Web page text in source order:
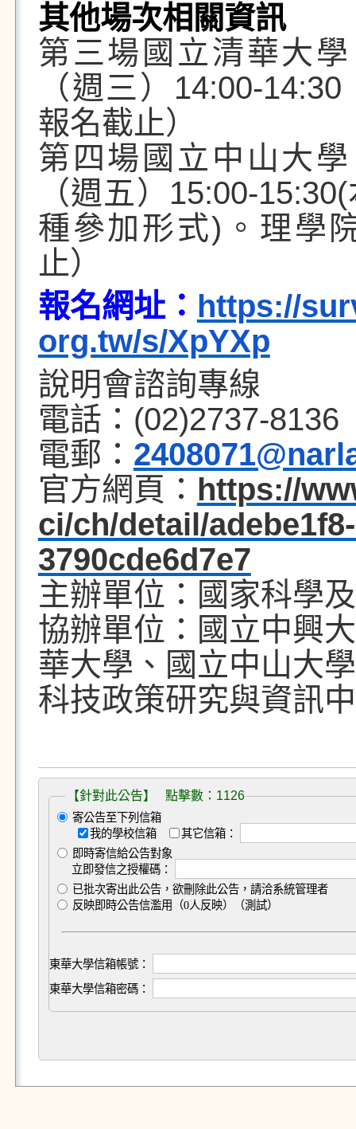
其他場次相關資訊
第三場國立清華大
（週三） 14:00-14:30
報名截止）
第四場國立中山大
（週五） 15:00-15:30(
種參加形式) 。理學
止）
報名網址： https://
org.tw/s/XpYXp
說明會諮詢專線
電話： (02)2737-8136
電郵：
官方網頁： https://
ci/ch/detail/
3790cde6d7e7
主辦單位：國家科學
協辦單位：國立中興
華大學、國立中山大
科技政策研究與資訊
【針對此公告】 點擊數：1126
寄公告至下列信箱
我的學校信箱
其它信箱：
即時寄信給公告對象
立即發信之授權碼：
已批次寄出此公告，欲刪除此公告，請洽系統管理者
反映即時公告信濫用（0人反映）（測試）
東華大學信箱帳號：
東華大學信箱密碼：